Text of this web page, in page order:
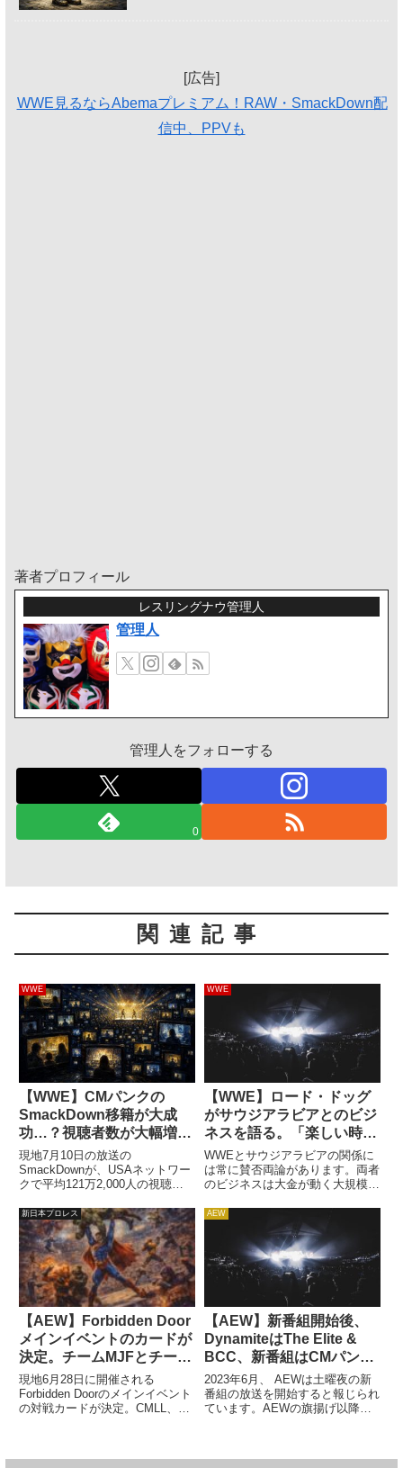
[広告]
WWE見るならAbemaプレミアム！RAW・SmackDown配
信中、PPVも
著者プロフィール
レスリングナウ管理人
管理人
管理人をフォローする
0
関連記事
WWE
【WWE】CMパンクの
SmackDown移籍が大成
功…？視聴者数が大幅増も
若年層の視聴率は低下
現地7月10日の放送の
SmackDownが、USAネットワー
クで平均121万2,000人の視聴者
となり、5月22日以来の最多視聴
者数を記録しています。一方、ア
メリカのテレビ業界で特に重要視
される18〜49歳...
WWE
【WWE】ロード・ドッグ
がサウジアラビアとのビジ
ネスを語る。「楽しい時間
を過ごすためにクリエイテ
ィブを曲げる」
WWEとサウジアラビアの関係に
は常に賛否両論があります。両者
のビジネスは大金が動く大規模な
無視できないものです。しかし、
サウジアラビアという国が抱える
問題がWWEのクリエイティブに
直接的な影響を与えることが問
題...
新日本プロレス
【AEW】Forbidden Door
メインイベントのカードが
決定。チームMJFとチーム
ブリスコがスチールケージ
マッチに挑む
現地6月28日に開催される
Forbidden Doorのメインイベント
の対戦カードが決定。CMLL、
AEW
【AEW】新番組開始後、
DynamiteはThe Elite &
BCC、新番組はCMパンク
＆FTRが仕切ると報じられ
る
2023年6月、 AEWは土曜夜の新
番組の放送を開始すると報じられ
ています。AEWの旗揚げ以降、